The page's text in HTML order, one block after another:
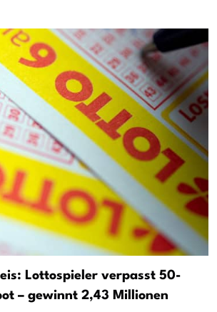
Lottospieler verpasst 50-
– gewinnt 2,43 Millionen